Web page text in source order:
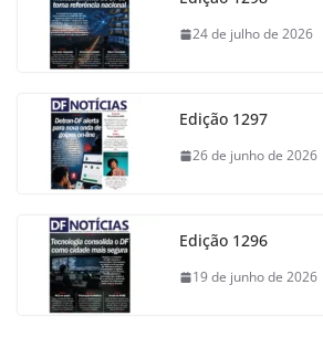
24 de julho de 2026
Edição 1297
26 de junho de 2026
Edição 1296
19 de junho de 2026